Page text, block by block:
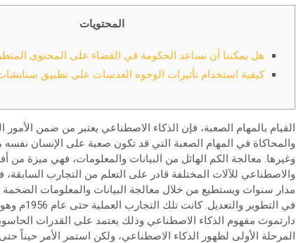
المحتويات
هل يمكننا أن نساعد الحكومة في القضاء على المحتوى
كيفية استخدام تأثيرات الوجوه العدسات على تطبيق
القيام بالمهام الصعبة، فإن الذكاء الاصطناعي يعتبر من ضمن
والمحاكاة في المهام الصعبة التي قد تكون صعبة على الإنسان
وغيرها. معالجة الكم الهائل من البيانات والمعلومات، فهي ميزة من
والاصطناعي للآلات المختلفة قادر على التعلم من التجارب السابقة،
مدار سنوات ويستطيع من خلال معالجة البيانات والمعلومات الضخمة
في التطوير
دارتموث مفهوم الذكاء الاصطناعي وذلك يعتمد على القدرات
المرحلة الأولى لظهور الذكاء الاصطناعي، ولكن استمر الأمر حيناً